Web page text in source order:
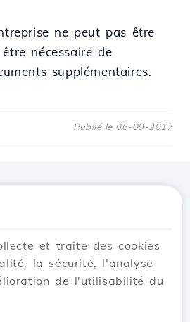
ne peut pas être
nécessaire de
supplémentaires.
Publié le 06-09-2017
et traite des cookies
la sécurité, l'analyse
de l'utilisabilité du